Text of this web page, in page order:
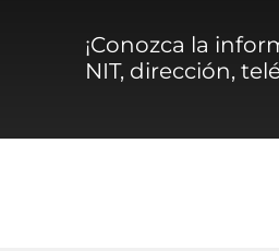
¡Conozca la
NIT, dirección,